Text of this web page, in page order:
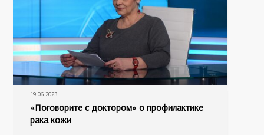
19.06.2023
«Поговорите с доктором» о профилактике
рака кожи